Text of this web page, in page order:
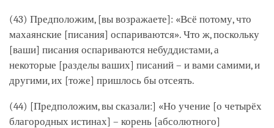
(43) Предположим, [вы возражаете]: «Всё потому, что
махаянские [писания] оспариваются». Что ж, поскольку
[ваши] писания оспариваются небуддистами, а
некоторые [разделы ваших] писаний – и вами самими, и
другими, их [тоже] пришлось бы отсеять.
(44) [Предположим, вы сказали:] «Но учение [о четырёх
благородных истинах] – корень [абсолютного]